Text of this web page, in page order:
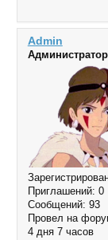
Admin
Администратор
Приглашений: 0
Сообщений: 93
Провел на
4 дня 7 часов